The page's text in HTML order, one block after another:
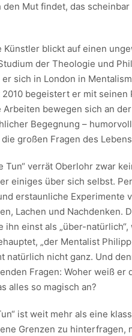
den Mut findet, das
Künstler blickt auf einen
der Theologie und
sich in London in
begeistert er mit
Arbeiten bewegen sich an
Begegnung –
großen Fragen des
Tun“ verrät Oberlohr zwar
einiges über sich selbst.
erstaunliche Experimente
Lachen und Nachdenken.
ihn einst als „über-
„der Mentalist
natürlich nicht ganz. Und
Fragen: Woher weiß er
alles so magisch an?
ist weit mehr als eine
Grenzen zu hinterfragen,